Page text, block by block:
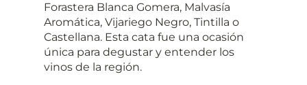
Forastera Blanca Gomera, Malvasía
Aromática, Vijariego Negro, Tintilla o
Castellana. Esta cata fue una ocasión
única para degustar y entender los
vinos de la región.